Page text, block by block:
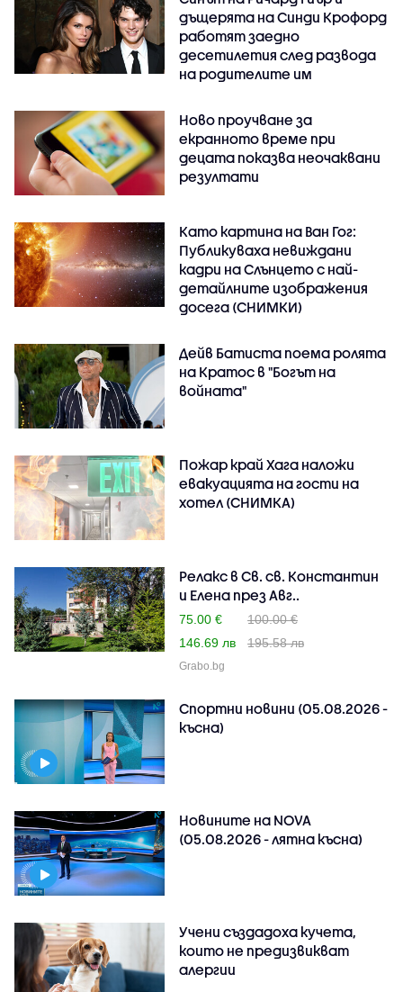
дъщерята на Синди Крофорд
работят заедно
десетилетия след развода
на родителите им
Ново проучване за
екранното време при
децата показва неочаквани
резултати
Като картина на Ван Гог:
Публикуваха невиждани
кадри на Слънцето с най-
детайлните изображения
досега (СНИМКИ)
Дейв Батиста поема ролята
на Кратос в "Богът на
войната"
Пожар край Хага наложи
евакуацията на гости на
хотел (СНИМКА)
Релакс в Св. св. Константин
и Елена през Авг..
75.00 €
100.00 €
146.69 лв
195.58 лв
Grabo.bg
Спортни новини (05.08.2026 -
късна)
Новините на NOVA
(05.08.2026 - лятна късна)
Учени създадоха кучета,
които не предизвикват
алергии